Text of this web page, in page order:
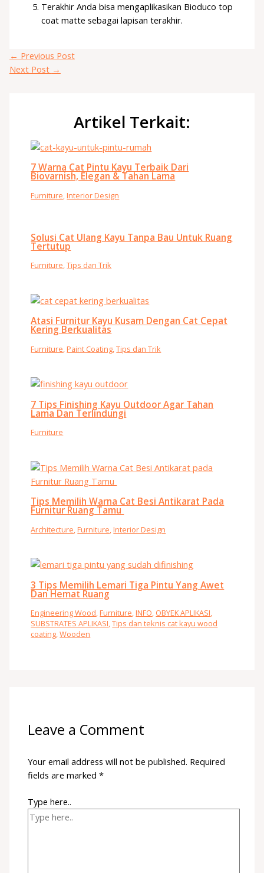
Terakhir Anda bisa mengaplikasikan Bioduco top
coat matte sebagai lapisan terakhir.
← Previous Post
Next Post →
Artikel Terkait:
7 Warna Cat Pintu Kayu Terbaik Dari
Biovarnish, Elegan & Tahan Lama
Furniture ,Interior Design
Solusi Cat Ulang Kayu Tanpa Bau Untuk Ruang
Tertutup
Furniture,Tips dan Trik
Atasi Furnitur Kayu Kusam Dengan Cat Cepat
Kering Berkualitas
Furniture,Paint Coating,Tips dan Trik
7 Tips Finishing Kayu Outdoor Agar Tahan
Lama Dan Terlindungi
Furniture
Tips Memilih Warna Cat Besi Antikarat Pada
Furnitur Ruang Tamu
Architecture,Furniture,Interior Design
3 Tips Memilih Lemari Tiga Pintu Yang Awet
Dan Hemat Ruang
Engineering Wood,Furniture,INFO, OBYEK APLIKASI,
SUBSTRATES APLIKASI,Tips dan teknis cat kayu wood
coating,Wooden
Leave a Comment
Your email address will not be published. Required
fields are marked*
Type here..